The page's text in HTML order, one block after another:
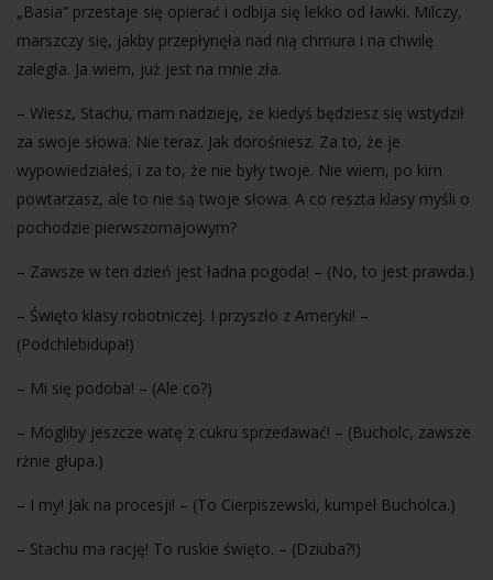
„Basia” przestaje się opierać i odbija się lekko od ławki. Milczy,
marszczy się, jakby przepłynęła nad nią chmura i na chwilę
zaległa. Ja wiem, już jest na mnie zła.
– Wiesz, Stachu, mam nadzieję, że kiedyś będziesz się wstydził
za swoje słowa. Nie teraz. Jak dorośniesz. Za to, że je
wypowiedziałeś, i za to, że nie były twoje. Nie wiem, po kim
powtarzasz, ale to nie są twoje słowa. A co reszta klasy myśli o
pochodzie pierwszomajowym?
– Zawsze w ten dzień jest ładna pogoda! – (No, to jest prawda.)
– Święto klasy robotniczej. I przyszło z Ameryki! –
(Podchlebidupa!)
– Mi się podoba! – (Ale co?)
– Mogliby jeszcze watę z cukru sprzedawać! – (Bucholc, zawsze
rżnie głupa.)
– I my! Jak na procesji! – (To Cierpiszewski, kumpel Bucholca.)
– Stachu ma rację! To ruskie święto. – (Dziuba?!)